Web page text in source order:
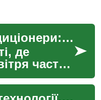
Портативні кондиціонери: Комфортне охолодження в будь-якому місці
де
часто